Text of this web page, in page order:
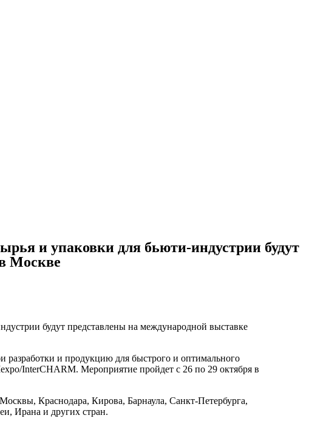
и упаковки для бьюти-индустрии будут
Москве
будут представлены на международной выставке
разработки и продукцию для быстрого и оптимального
InterCHARM. Мероприятие пройдет с 26 по 29 октября в
Краснодара, Кирова, Барнаула, Санкт-Петербурга,
Ирана и других стран.